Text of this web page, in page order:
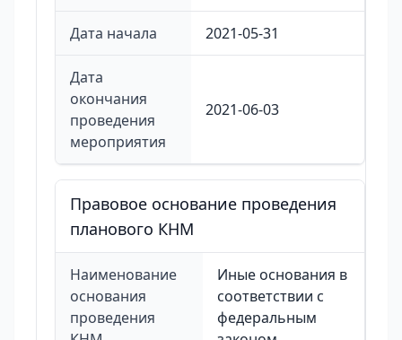
Дата начала 2021-05-31
Дата
окончания
проведения
мероприятия
2021-06-03
Правовое основание проведения
планового КНМ
Наименование
основания
проведения
Иные основания в
соответствии с
федеральным